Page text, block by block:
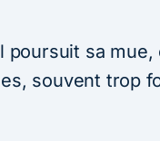
poursuit sa
souvent trop